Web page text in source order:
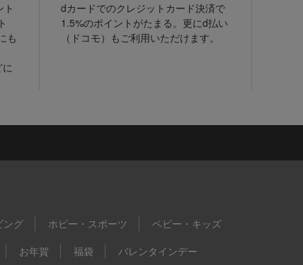
も
dカードでのクレジットカード決済で
1.5%のポイントがたまる。更にd払い
（ドコモ）もご利用いただけます。
ング ホビー・スポーツ ベビー・キッズ
お年賀 福袋
バレンタインデー